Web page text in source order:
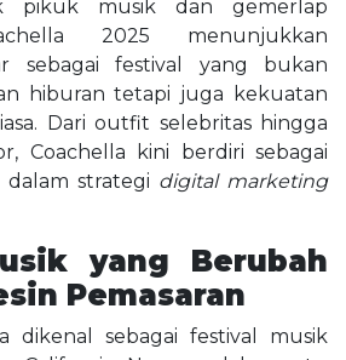
pikuk musik dan gemerlap
2025 menunjukkan
sebagai festival yang bukan
hiburan tetapi juga kekuatan
Dari outfit selebritas hingga
Coachella kini berdiri sebagai
strategi digital marketing
yang Berubah
Pemasaran
dikenal sebagai festival musik